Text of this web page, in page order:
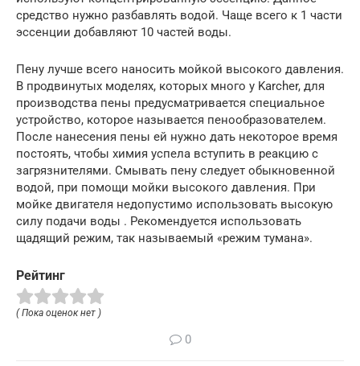
средство нужно разбавлять водой. Чаще всего к 1 части
эссенции добавляют 10 частей воды.
Пену лучше всего наносить мойкой высокого давления.
В продвинутых моделях, которых много у Karcher, для
производства пены предусматривается специальное
устройство, которое называется пенообразователем.
После нанесения пены ей нужно дать некоторое время
постоять, чтобы химия успела вступить в реакцию с
загрязнителями. Смывать пену следует обыкновенной
водой, при помощи мойки высокого давления. При
мойке двигателя недопустимо использовать высокую
силу подачи воды . Рекомендуется использовать
щадящий режим, так называемый «режим тумана».
Рейтинг
( Пока оценок нет )
0